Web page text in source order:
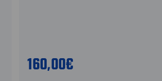
160,00€